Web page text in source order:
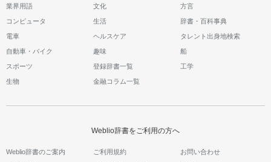
業界用語 文化 方言
コンピュータ 生活 辞書・百科事典
電車 ヘルスケア タレント出身地検索
自動車・バイク 趣味 船
スポーツ 登録辞書一覧 工学
生物 金融コラム一覧
Weblio辞書をご利用の方へ
Weblio辞書のご案内 ご利用規約 お問い合わせ